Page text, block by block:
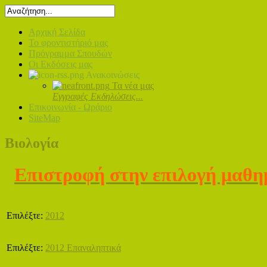
Αρχική Σελίδα
Το φροντιστήριό μας
Πρόγραμμα Σπουδών
Οι Εκδόσεις μας
Ανακοινώσεις
Τα νέα μας
Εγγραφές Εκδηλώσεις...
Επικοινωνία - Ωράριο
SiteMap
Βιολογία
Επιστροφή στην επιλογή
Επιλέξτε: 2012
Επιλέξτε: 2012 Επαναληπτικά